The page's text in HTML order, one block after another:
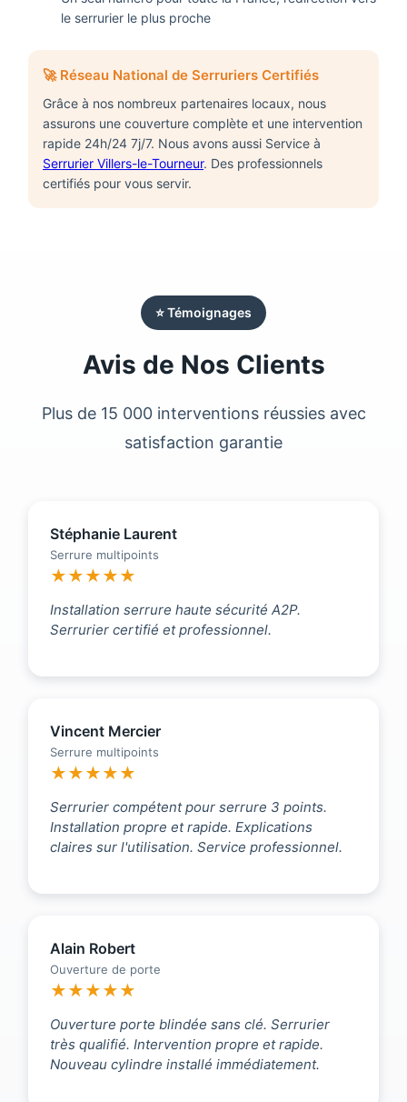
le serrurier le plus proche
🚀 Réseau National de Serruriers Certifiés
Grâce à nos nombreux partenaires locaux, nous
assurons une couverture complète et une intervention
rapide 24h/24 7j/7. Nous avons aussi Service à
Serrurier Villers-le-Tourneur. Des professionnels
certifiés pour vous servir.
⭐ Témoignages
Avis de Nos Clients
Plus de 15 000 interventions réussies avec
satisfaction garantie
Stéphanie Laurent
Serrure multipoints
★★★★★
Installation serrure haute sécurité A2P.
Serrurier certifié et professionnel.
Vincent Mercier
Serrure multipoints
★★★★★
Serrurier compétent pour serrure 3 points.
Installation propre et rapide. Explications
claires sur l'utilisation. Service professionnel.
Alain Robert
Ouverture de porte
★★★★★
Ouverture porte blindée sans clé. Serrurier
très qualifié. Intervention propre et rapide.
Nouveau cylindre installé immédiatement.